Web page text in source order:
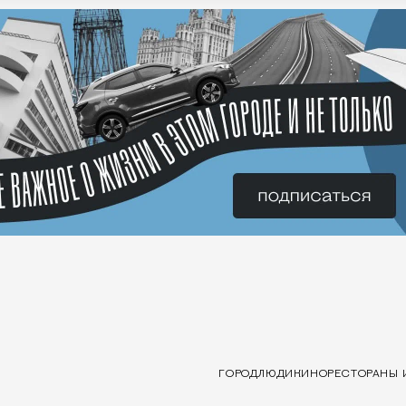
ГОРОДЛЮДИ КИНОРЕСТОРАНЫ